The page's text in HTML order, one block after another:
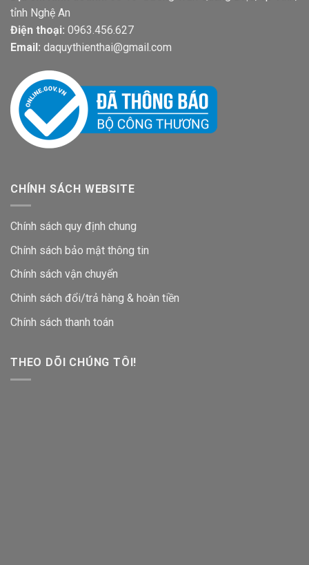
tỉnh Nghệ An
Điện thoại: 0963.456.627
Email: daquythienthai@gmail.com
CHÍNH SÁCH WEBSITE
Chính sách quy định chung
Chính sách bảo mật thông tin
Chính sách vận chuyển
Chinh sách đổi/trả hàng & hoàn tiền
Chính sách thanh toán
THEO DÕI CHÚNG TÔI!